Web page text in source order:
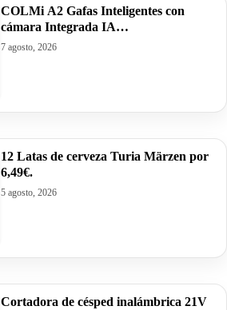
COLMi A2 Gafas Inteligentes con
cámara Integrada IA…
7 agosto, 2026
12 Latas de cerveza Turia Märzen por
6,49€.
5 agosto, 2026
Cortadora de césped inalámbrica 21V